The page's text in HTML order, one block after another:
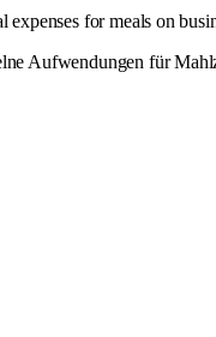
for meals on
Aufwendungen für